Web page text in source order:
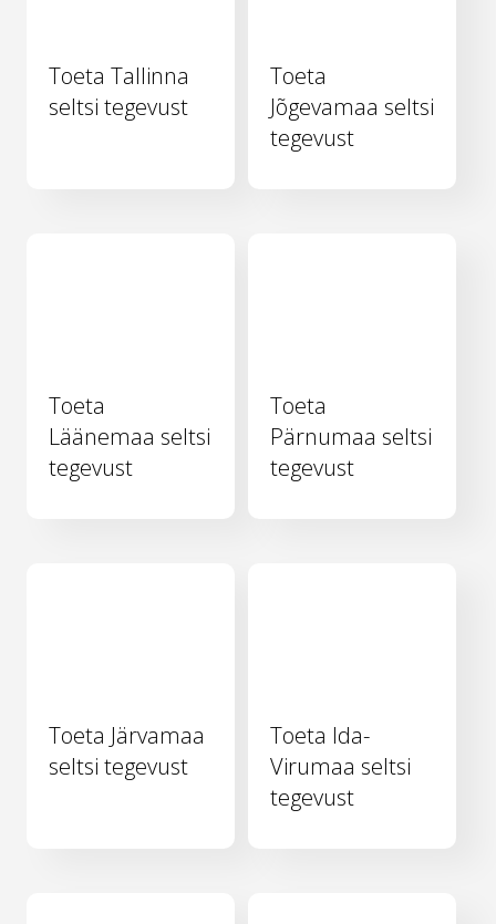
Toeta Tallinna
seltsi tegevust
Toeta
Jõgevamaa seltsi
tegevust
Toeta
Läänemaa seltsi
tegevust
Toeta
Pärnumaa seltsi
tegevust
Toeta Järvamaa
seltsi tegevust
Toeta Ida-
Virumaa seltsi
tegevust